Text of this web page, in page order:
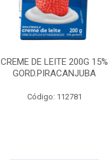
CREME DE LEITE 200G 15%
GORD.PIRACANJUBA
Código: 112781